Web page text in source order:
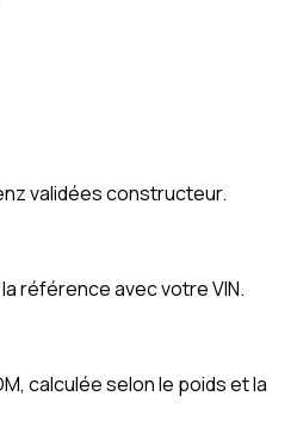
validées constructeur.
référence avec votre VIN.
calculée selon le poids et la